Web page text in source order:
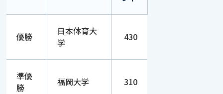
優勝
日本体育大
学
430
準優
勝
福岡大学 310